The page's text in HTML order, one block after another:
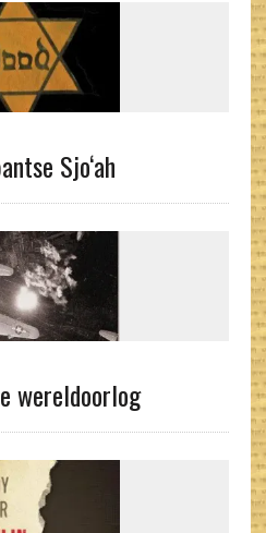
Sjo‘ah
wereldoorlog